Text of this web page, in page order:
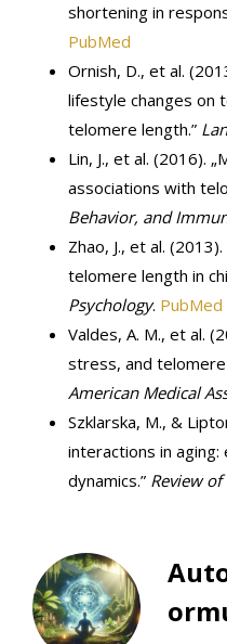
shortening in
PubMed
Ornish, D., et al.
lifestyle changes on
telomere length.”
Lin, J., et al. (2016).
associations with
Behavior, and
Zhao, J., et al.
telomere length in
Psychology. PubMed
Valdes, A. M., et al.
stress, and telomere
American Medical
Szklarska, M., &
interactions in
dynamics.” Review